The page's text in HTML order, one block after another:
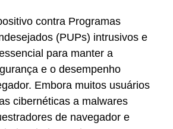
contra Programas
(PUPs) intrusivos e
para manter a
e o desempenho
Embora muitos usuários
cibernéticas a malwares
de navegador e